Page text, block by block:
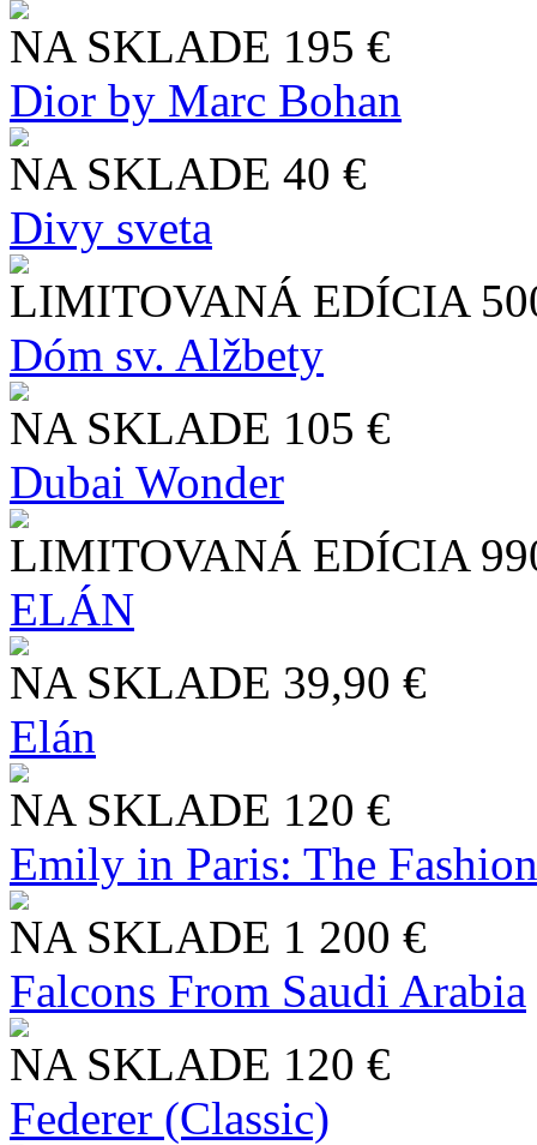
NA SKLADE 195 €
Dior by Marc Bohan
NA SKLADE 40 €
Divy sveta
LIMITOVANÁ EDÍCIA
Dóm sv. Alžbety
NA SKLADE 105 €
Dubai Wonder
LIMITOVANÁ EDÍCIA
ELÁN
NA SKLADE 39,90 €
Elán
NA SKLADE 120 €
Emily in Paris: The
NA SKLADE 1 200 €
Falcons From Saudi Arabia
NA SKLADE 120 €
Federer (Classic)